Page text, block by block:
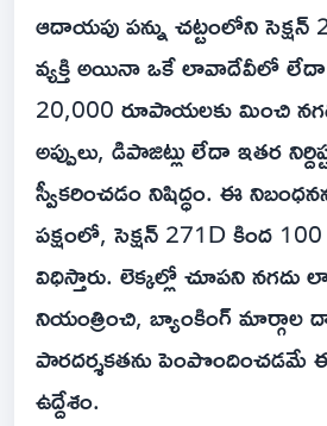
ఆదాయపు పన్ను చట్టంలోని సెక్షన్
వ్యక్తి అయినా ఒకే లావాదేవీలో
20,000 రూపాయలకు మించి
అప్పులు, డిపాజిట్లు లేదా ఇతర
స్వీకరించడం నిషిద్ధం. ఈ
పక్షంలో, సెక్షన్ 271D కింద
విధిస్తారు. లెక్కల్లో చూపని నగదు
నియంత్రించి, బ్యాంకింగ్ మార్గాల
పారదర్శకతను పెంపొందించడమే
ఉద్దేశం.